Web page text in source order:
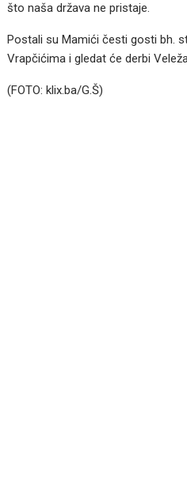
što naša država ne pristaje.
Postali su Mamići česti gosti bh.
Vrapčićima i gledat će derbi
(FOTO: klix.ba/G.Š)